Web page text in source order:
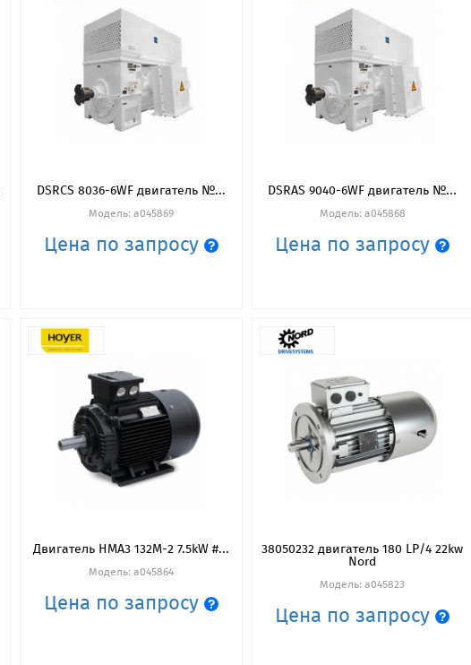
DSRCS 8036-6WF двигатель №...
Модель: a045869
Цена по запросу
DSRAS 9040-6WF двигатель №...
Модель: a045868
Цена по запросу
Двигатель HMA3 132M-2 7.5kW #...
Модель: a045864
Цена по запросу
38050232 двигатель 180 LP/4 22kw
Nord
Модель: a045823
Цена по запросу